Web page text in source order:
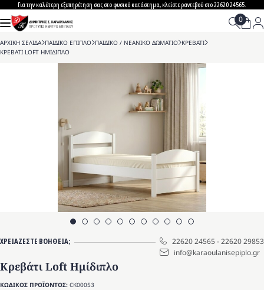
to
content
Για την καλύτερη εξυπηρέτηση σας στο φυσικό κατάστημα, κλείστε ραντεβού στο 22620 24565.
ΑΡΧΙΚΗ ΣΕΛΙΔΑ>ΠΑΙΔΙΚΟ ΕΠΙΠΛΟ>ΠΑΙΔΙΚΟ / ΝΕΑΝΙΚΟ ΔΩΜΑΤΙΟ>ΚΡΕΒΑΤΙ>
ΚΡΕΒΑΤΙ LOFT ΗΜΙΔΙΠΛΟ
ΧΡΕΙΑΖΕΣΤΕ ΒΟΗΘΕΙΑ; 22620 24565-22620 29853
info@karaoulanisepiplo.gr
Κρεβάτι Loft Ημίδιπλο
ΚΩΔΙΚΟΣ ΠΡΟΪΟΝΤΟΣ: CK00053